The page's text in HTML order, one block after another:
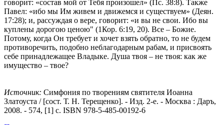
говорит: «состав мой от Тебя произошел» (Пс. 38:8). Также
Павел: «ибо мы Им живем и движемся и существуем» (Деян.
17:28); и, рассуждая о вере, говорит: «и вы не свои. Ибо вы
куплены дорогою ценою" (1Кор. 6:19, 20). Все – Божие.
Потому, когда Он требует и хочет взять обратно, то не будем
противоречить, подобно неблагодарным рабам, и присвоять
себе принадлежащее Владыке. Душа твоя – не твоя: как же
имущество – твое?
Источник: Симфония по творениям святителя Иоанна
Златоуста / [сост. Т. Н. Терещенко]. - Изд. 2-е. - Москва : Даръ,
2008. - 574, [1] с. ISBN 978-5-485-00192-6